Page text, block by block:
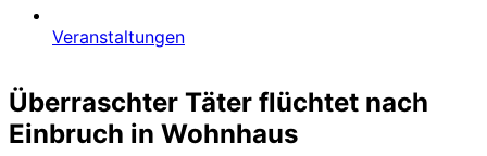
Veranstaltungen
Überraschter Täter flüchtet nach
Einbruch in Wohnhaus